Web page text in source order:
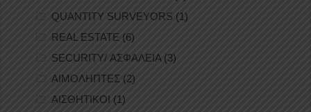
QUANTITY SURVEYORS (1)
REAL ESTATE (6)
SECURITY/ ΑΣΦΑΛΕΙΑ(3)
ΑΙΜΟΛΗΠΤΕΣ (2)
ΑΙΣΘΗΤΙΚΟΙ (1)